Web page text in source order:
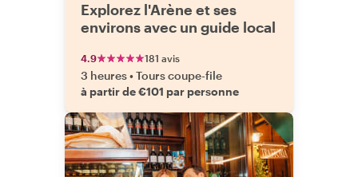
Explorez l'Arène et ses
environs avec un guide local
4.9 181 avis
3 heures•Tours coupe-file
à partir de €101 par personne